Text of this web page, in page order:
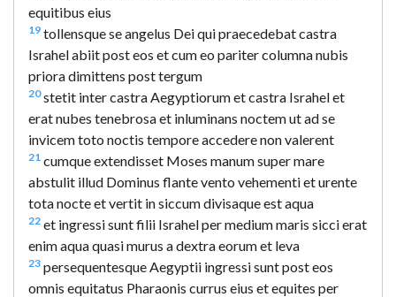
equitibus eius
19 tollensque se angelus Dei qui praecedebat castra
Israhel abiit post eos et cum eo pariter columna nubis
priora dimittens post tergum
20stetit inter castra Aegyptiorum et castra Israhel et
erat nubes tenebrosa et inluminans noctem ut ad se
invicem toto noctis tempore accedere non valerent
21 cumque extendisset Moses manum super mare
abstulit illud Dominus flante vento vehementi et urente
tota nocte et vertit in siccum divisaque est aqua
22 et ingressi sunt filii Israhel per medium maris sicci erat
enim aqua quasi murus a dextra eorum et leva
23 persequentesque Aegyptii ingressi sunt post eos
omnis equitatus Pharaonis currus eius et equites per